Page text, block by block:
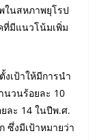
ในสหภาพยุโรป
มีแนวโน้มเพิ่ม
งเป้าให้มีการนำ
นวนร้อยละ 10
ละ 14 ในปีพ.ศ.
ซึ่งมีเป้าหมายว่า